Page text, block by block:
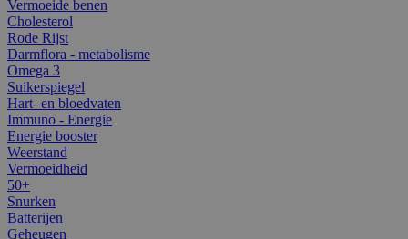
Vermoeide benen
Cholesterol
Rode Rijst
Darmflora - metabolisme
Omega 3
Suikerspiegel
Hart- en bloedvaten
Immuno - Energie
Energie booster
Weerstand
Vermoeidheid
50+
Snurken
Batterijen
Geheugen